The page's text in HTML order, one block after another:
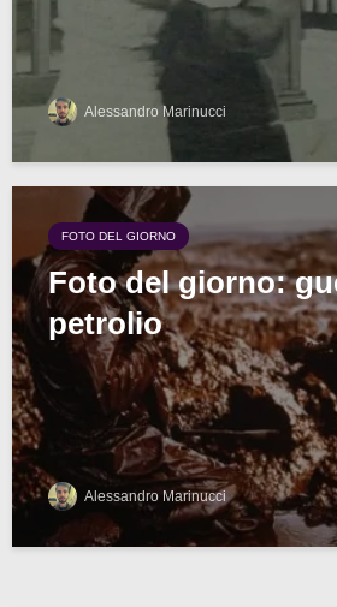
Alessandro Marinucci
FOTO DEL GIORNO
Foto del giorno:
petrolio
Alessandro Marinucci